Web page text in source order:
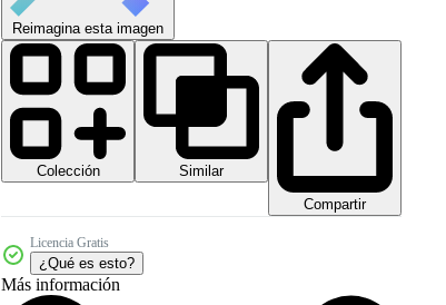
Reimagina esta imagen
Colección
Similar
Compartir
Licencia Gratis
¿Qué es esto?
Más información